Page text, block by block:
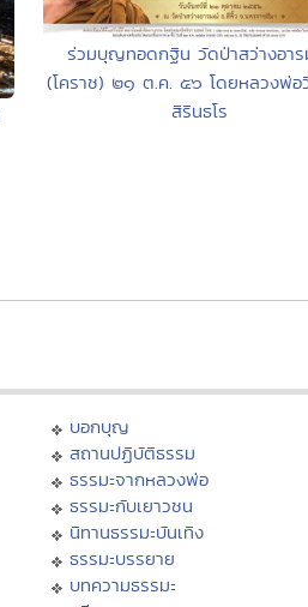
ร่วมบุญทอดกฐิน วัดป่าสว่างอา
(โคราช) ๒๑ ต.ค. ๕๖ โดยหลวงพ่อ
สิรินธโร
บอกบุญ
สถานปฏิบัติธรรม
ธรรมะจากหลวงพ่อ
ธรรมะกับเยาวชน
นิทานธรรมะบันเทิง
ธรรมะบรรยาย
บทความธรรมะ